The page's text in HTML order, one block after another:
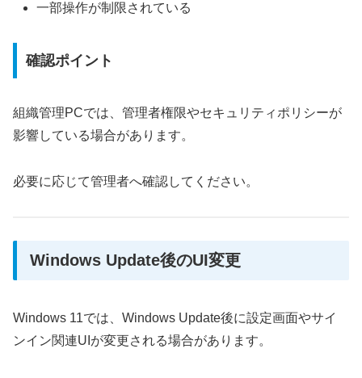
一部操作が制限されている
確認ポイント
組織管理PCでは、管理者権限やセキュリティポリシーが
影響している場合があります。
必要に応じて管理者へ確認してください。
Windows Update後のUI変更
Windows 11では、Windows Update後に設定画面やサイ
ンイン関連UIが変更される場合があります。